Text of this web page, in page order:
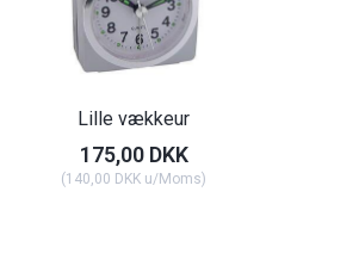
Lille vækkeur
175,00 DKK
(140,00 DKK u/Moms)